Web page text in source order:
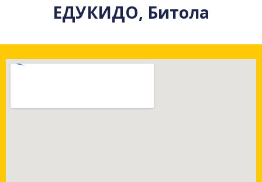
ЕДУКИДО, Битола